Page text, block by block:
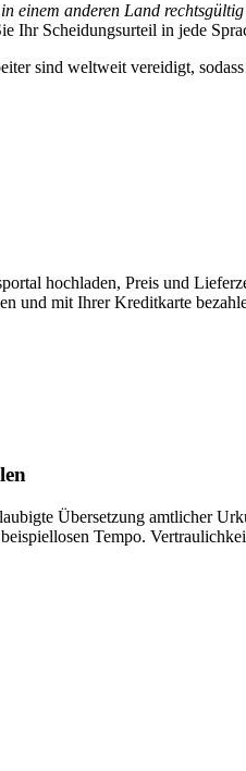
einem anderen Land rechtsgültig
Ihr Scheidungsurteil in jede
sind weltweit vereidigt,
hochladen, Preis und
und mit Ihrer Kreditkarte
Übersetzung amtlicher
Tempo.